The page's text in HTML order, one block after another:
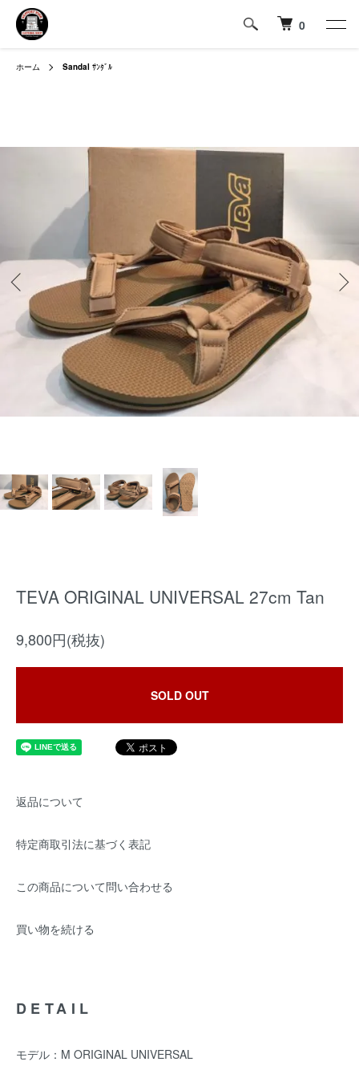
0
ホーム Sandal ｻﾝﾀﾞﾙ
TEVA ORIGINAL UNIVERSAL 27cm Tan
9,800円(税抜)
SOLD OUT
返品について
特定商取引法に基づく表記
この商品について問い合わせる
買い物を続ける
DETAIL
モデル：M ORIGINAL UNIVERSAL